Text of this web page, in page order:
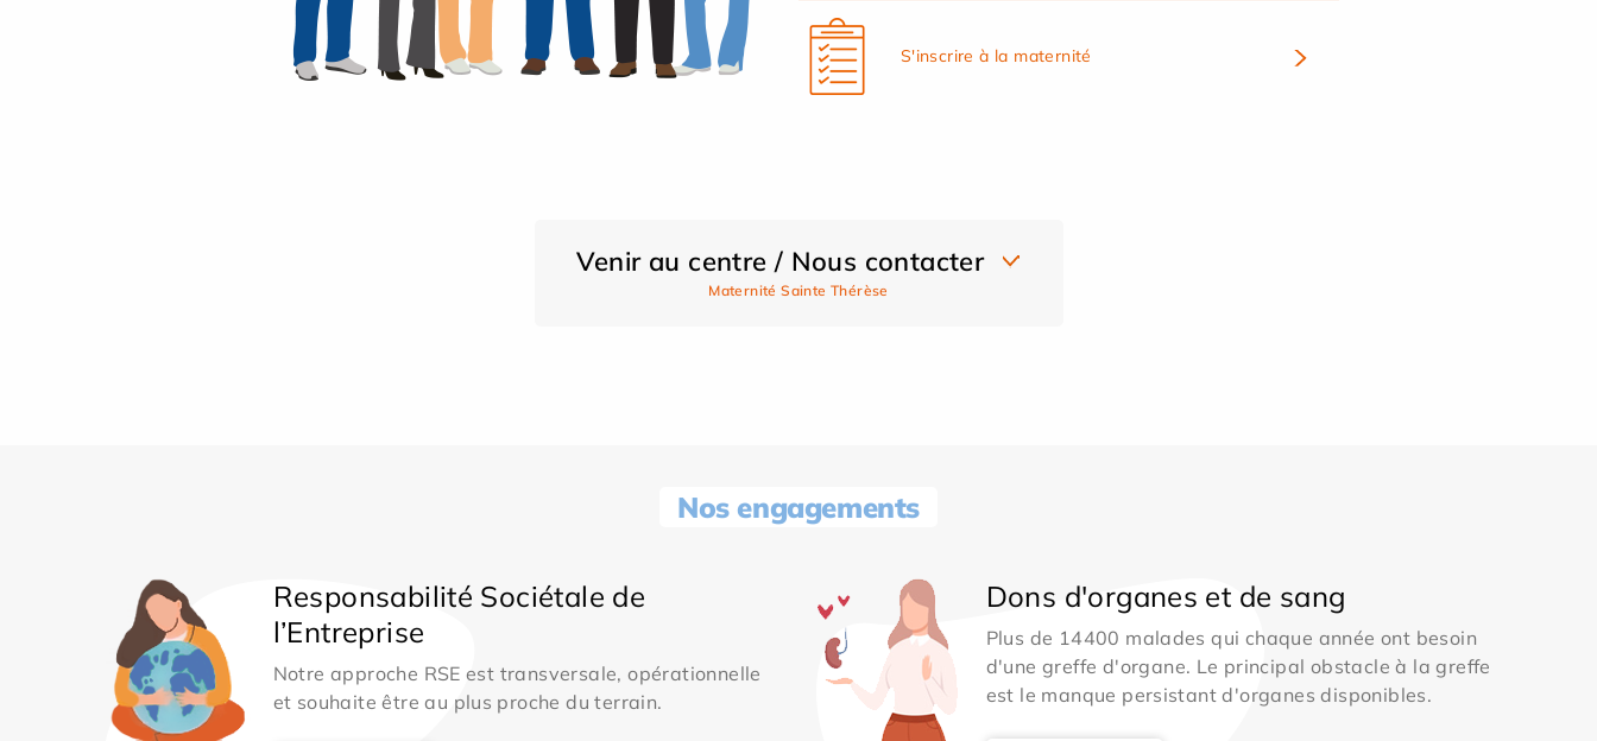
S'inscrire à la maternité
Venir au centre / Nous contacter
Maternité Sainte Thérèse
Nos engagements
Responsabilité Sociétale de
l’Entreprise
Notre approche RSE est transversale, opérationnelle
et souhaite être au plus proche du terrain.
Dons d'organes et de sang
Plus de 14400 malades qui chaque année ont besoin
d'une greffe d'organe. Le principal obstacle à la greffe
est le manque persistant d'organes disponibles.